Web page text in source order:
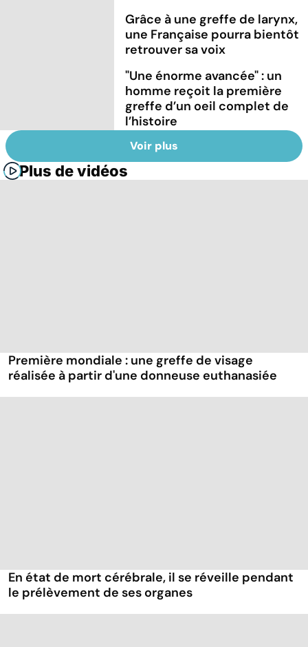
Grâce à une greffe de larynx,
une Française pourra bientôt
retrouver sa voix
"Une énorme avancée" : un
homme reçoit la première
greffe d’un oeil complet de
l’histoire
Voir plus
Plus de vidéos
Première mondiale : une greffe de visage
réalisée à partir d'une donneuse euthanasiée
En état de mort cérébrale, il se réveille pendant
le prélèvement de ses organes